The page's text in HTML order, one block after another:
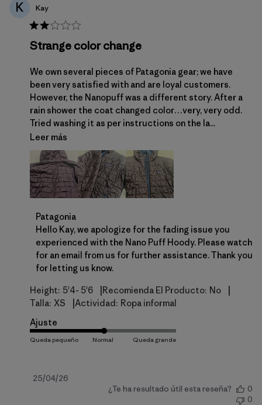
K Kay
Strange color change
We own several pieces of Patagonia gear; we have
been very satisfied with and are loyal customers.
However, the Nanopuff was a different story. After a
rain shower the coat changed color…very, very odd.
Tried washing it as per instructions on the la...
Leer más
Comentarios del propietario de la tienda sobre la
Patagonia
Hello Kay, we apologize for the fading issue you
experienced with the Nano Puff Hoody. Please watch
for an email from us for further assistance. Thank you
for letting us know.
Height: 5'4- 5'6 Recomienda El Producto: No
Talla: XS Actividad: Ropa informal
Ajuste
Fecha
25/04/26
¿Te ha resultado útil esta reseña?
0
0